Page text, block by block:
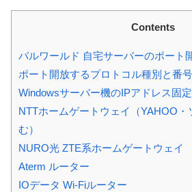
Contents
パルワールド 自宅サーバーのポート
ポート開放するプロトコル種別と番号
Windowsサーバー機のIPアドレス固
NTTホームゲートウェイ（YAHOO・
む）
NURO光 ZTE系ホームゲートウェイ
Aterm ルーター
IOデータ Wi-Fiルーター